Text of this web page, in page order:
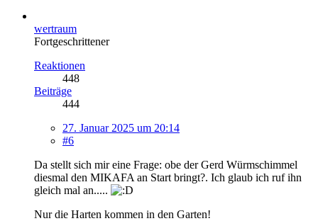
wertraum
Fortgeschrittener
Reaktionen
448
Beiträge
444
27. Januar 2025 um 20:14
#6
Da stellt sich mir eine Frage: obe der Gerd Würmschimmel
diesmal den MIKAFA an Start bringt?. Ich glaub ich ruf ihn
gleich mal an.....
Nur die Harten kommen in den Garten!